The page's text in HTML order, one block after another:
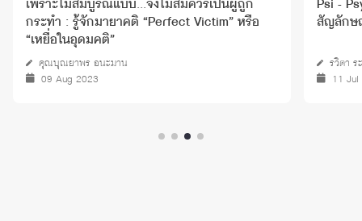
เพราะไม่สมบูรณ์แบบ...จึงไม่สมควรเป็นผู้ถูก
กระทำ : รู้จักมายาคติ “Perfect Victim” หรือ
“เหยื่อในอุดมคติ”
คุณบุณยาพร อนะมาน
09 Aug 2023
Psi -
สัญลัก
รวิตา ร
11